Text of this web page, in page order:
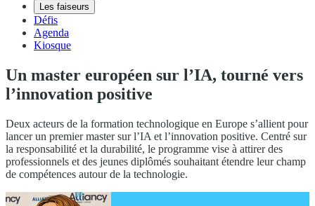
Les faiseurs
Défis
Agenda
Kiosque
Un master européen sur l’IA, tourné vers
l’innovation positive
Deux acteurs de la formation technologique en Europe s’allient pour
lancer un premier master sur l’IA et l’innovation positive. Centré sur
la responsabilité et la durabilité, le programme vise à attirer des
professionnels et des jeunes diplômés souhaitant étendre leur champ
de compétences autour de la technologie.